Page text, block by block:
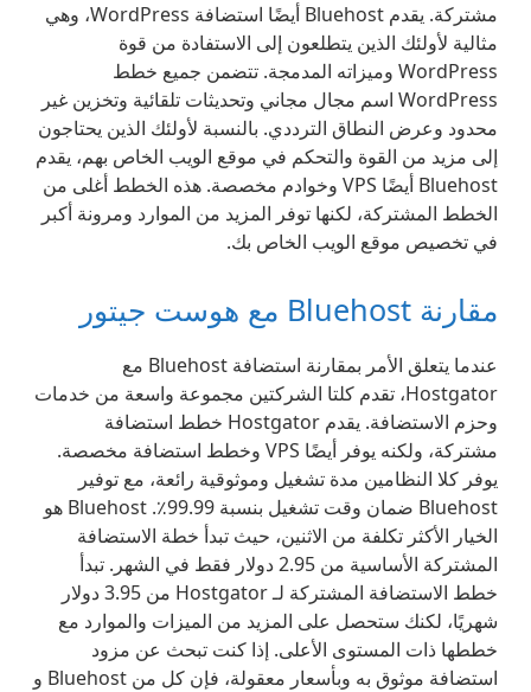
مشتركة. يقدم Bluehost أيضًا استضافة WordPress، وهي
مثالية لأولئك الذين يتطلعون إلى الاستفادة من قوة
WordPress وميزاته المدمجة. تتضمن جميع خطط
WordPress اسم مجال مجاني وتحديثات تلقائية وتخزين غير
محدود وعرض النطاق الترددي. بالنسبة لأولئك الذين يحتاجون
إلى مزيد من القوة والتحكم في موقع الويب الخاص بهم، يقدم
Bluehost أيضًا VPS وخوادم مخصصة. هذه الخطط أغلى من
الخطط المشتركة، لكنها توفر المزيد من الموارد ومرونة أكبر
في تخصيص موقع الويب الخاص بك.
مقارنة Bluehost مع هوست جيتور
عندما يتعلق الأمر بمقارنة استضافة Bluehost مع
Hostgator، تقدم كلتا الشركتين مجموعة واسعة من خدمات
وحزم الاستضافة. يقدم Hostgator خطط استضافة
مشتركة، ولكنه يوفر أيضًا VPS وخطط استضافة مخصصة.
يوفر كلا النظامين مدة تشغيل وموثوقية رائعة، مع توفير
Bluehost ضمان وقت تشغيل بنسبة 99.99٪. Bluehost هو
الخيار الأكثر تكلفة من الاثنين، حيث تبدأ خطة الاستضافة
المشتركة الأساسية من 2.95 دولار فقط في الشهر. تبدأ
خطط الاستضافة المشتركة لـ Hostgator من 3.95 دولار
شهريًا، لكنك ستحصل على المزيد من الميزات والموارد مع
خططها ذات المستوى الأعلى. إذا كنت تبحث عن مزود
استضافة موثوق به وبأسعار معقولة، فإن كل من Bluehost و